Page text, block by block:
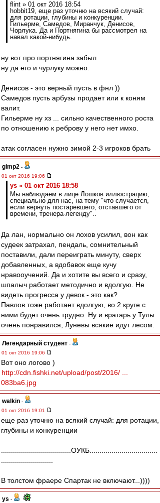
flint » 01 окт 2016 18:54
hobbit19, еще раз уточню на всякий случай:
для ротации, глубины и конкуренции.
Гильерме, Самедов, Миранчук, Денисов,
Чорлука. Да и Портнягина бы рассмотрел на
навал какой-нибудь.
ну вот про портнягина забыл
ну да его и чурлуку можно.
Денисов - это верный пусть в фнл ))
Самедов пусть арбузы продает или к коням
валит.
Гильерме ну хз ... сильно качественного роста
по отношению к реброву у него нет имхо.
атак согласен нужно зимой 2-3 игроков брать
gimp2 -
01 окт 2016 19:06
ys » 01 окт 2016 18:58
Мы наблюдаем в лице Лошков иллюстрацию,
специально для нас, на тему "что случается,
если вернуть постаревшего, отставшего от
времени, тренера-легенду"..
Да лан, нормально он лохов усилил, вон как
судеек затрахал, пендаль, сомнительный
поставили, дали переиграть минуту, сверх
добавленных, а вдобавок еще кучу
нравооучений. Да и хотите вы всего и сразу,
шпалыч работает методично и вдолгую. Не
видеть прогресса у девок - это как?
Павлов тоже работает вдолгую, во 2 круге с
ними будет очень трудно. Ну и вратарь у Тулы
очень понравился, Луневы всякие идут лесом.
Легендарный студент -
01 окт 2016 19:06
Вот оно логово )
http://cdn.fishki.net/upload/post/2016/ ...
083ba6.jpg
walkin -
01 окт 2016 19:01
еще раз уточню на всякий случай: для ротации,
глубины и конкуренции
...................................ОУКБ..................................
В толстом фраере Спартак не включают...))))
ys -